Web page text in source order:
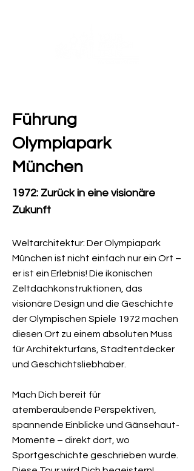
Führung
Olympiapark
München
1972: Zurück in eine visionäre
Zukunft
Weltarchitektur: Der Olympiapark
München ist nicht einfach nur ein Ort –
er ist ein Erlebnis! Die ikonischen
Zeltdachkonstruktionen, das
visionäre Design und die Geschichte
der Olympischen Spiele 1972 machen
diesen Ort zu einem absoluten Muss
für Architekturfans, Stadtentdecker
und Geschichtsliebhaber.
Mach Dich bereit für
atemberaubende Perspektiven,
spannende Einblicke und Gänsehaut-
Momente – direkt dort, wo
Sportgeschichte geschrieben wurde.